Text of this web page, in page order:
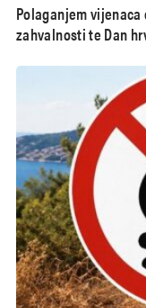
Polaganjem
zahvalnosti te Dan